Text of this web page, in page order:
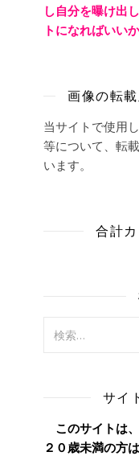
し自分を曝け出
トになればいい
画像の転
当サイトで使用
等について、転
います。
合計
サイ
このサイトは、
２０歳未満の方